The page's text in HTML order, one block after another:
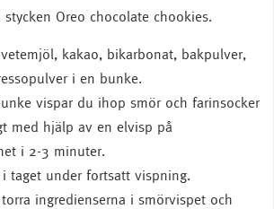
stycken Oreo chocolate chookies.
kakao, bikarbonat, bakpulver,
i en bunke.
vispar du ihop smör och farinsocker
med hjälp av en elvisp på
i 2-3 minuter.
i taget under fortsatt vispning.
ingredienserna i smörvispet och